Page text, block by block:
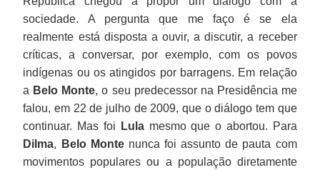
sociedade. A pergunta que me faço é se ela
realmente está disposta a ouvir, a discutir, a receber
críticas, a conversar, por exemplo, com os povos
indígenas ou os atingidos por barragens. Em relação
a Belo Monte, o seu predecessor na Presidência me
falou, em 22 de julho de 2009, que o diálogo tem que
continuar. Mas foi
Lulamesmo que o abortou. Para
Dilma, Belo Montenunca foi assunto de pauta com
movimentos populares ou a população diretamente